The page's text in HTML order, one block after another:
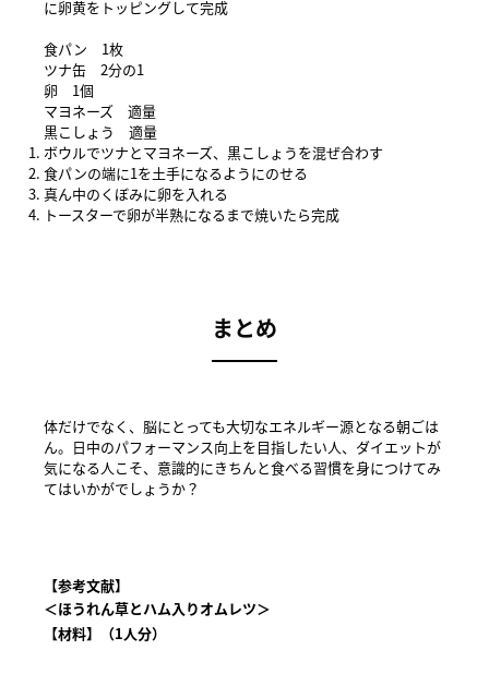
に卵黄をトッピングして完成
食パン 1枚
ツナ缶 2分の1
卵 1個
マヨネーズ 適量
黒こしょう 適量
ボウルでツナとマヨネーズ、黒こしょうを混ぜ合わす
食パンの端に1を土手になるようにのせる
真ん中のくぼみに卵を入れる
トースターで卵が半熟になるまで焼いたら完成
まとめ
体だけでなく、脳にとっても大切なエネルギー源となる朝ごは
ん。日中のパフォーマンス向上を目指したい人、ダイエットが
気になる人こそ、意識的にきちんと食べる習慣を身につけてみ
てはいかがでしょうか？
【参考文献】
＜ほうれん草とハム入りオムレツ＞
【材料】（1人分）